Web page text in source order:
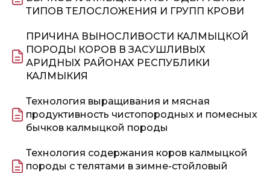
ТИПОВ ТЕЛОСЛОЖЕНИЯ И ГРУПП КРОВИ
ПРИЧИНА ВЫНОСЛИВОСТИ КАЛМЫЦКОЙ
ПОРОДЫ КОРОВ В ЗАСУШЛИВЫХ
АРИДНЫХ РАЙОНАХ РЕСПУБЛИКИ
КАЛМЫКИЯ
Технология выращивания и мясная
продуктивность чистопородных и помесных
бычков калмыцкой породы
Технология содержания коров калмыцкой
породы с телятами в зимне-стойловый